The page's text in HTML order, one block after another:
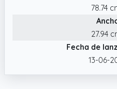
✔️ GARANTÍA: Tu
principal objetivo, por
reembolso del 100% por
durante 30 días siempre
compra a vendedor
78.74
27.94
Fecha de
13-06-